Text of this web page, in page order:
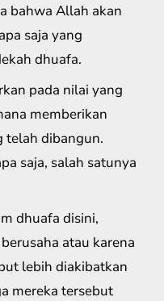
bahwa Allah akan
saja yang
dhuafa.
pada nilai yang
memberikan
telah dibangun.
saja, salah satunya
dhuafa disini,
atau karena
lebih diakibatkan
mereka tersebut